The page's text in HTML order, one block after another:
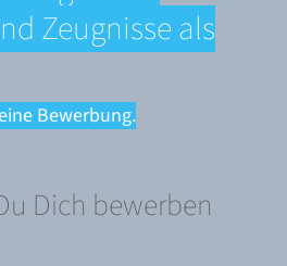
Zeugnisse als
Bewerbung.
Dich bewerben